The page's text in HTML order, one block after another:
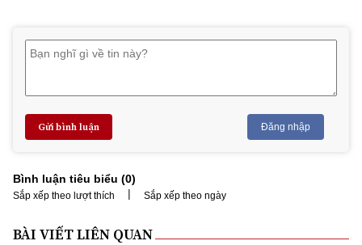
Gửi bình luận Đăng nhập
Bình luận tiêu biểu (0)
Sắp xếp theo lượt thích | Sắp xếp theo ngày
BÀI VIẾT LIÊN QUAN